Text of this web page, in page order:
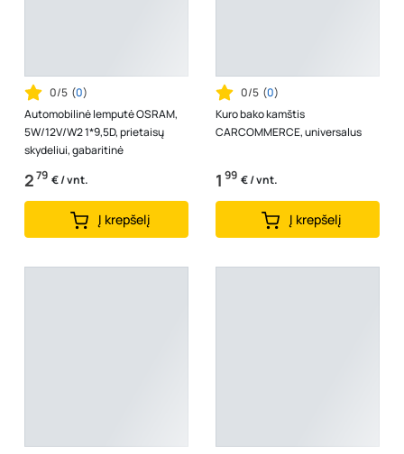
0/5 (0)
Automobilinė lemputė OSRAM,
5W/12V/W2 1*9,5D, prietaisų
skydeliui, gabaritinė
279 € / vnt.
Į krepšelį
0/5 (0)
Kuro bako kamštis
CARCOMMERCE, universalus
1 99 € / vnt.
Į krepšelį